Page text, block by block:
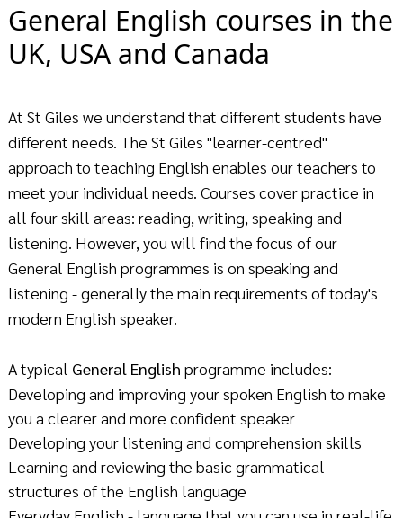
General English courses in the
UK, USA and Canada
At St Giles we understand that different students have
different needs. The St Giles "learner-centred"
approach to teaching English enables our teachers to
meet your individual needs. Courses cover practice in
all four skill areas: reading, writing, speaking and
listening. However, you will find the focus of our
General English programmes is on speaking and
listening - generally the main requirements of today's
modern English speaker.
A typical General English programme includes:
Developing and improving your spoken English to make
you a clearer and more confident speaker
Developing your listening and comprehension skills
Learning and reviewing the basic grammatical
structures of the English language